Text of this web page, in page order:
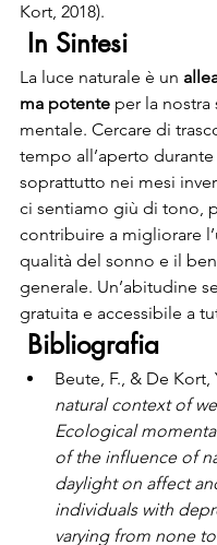
Kort, 2018).
In Sintesi
La luce naturale è un
ma potente per la nostra
mentale. Cercare di
tempo all’aperto
soprattutto nei mesi
ci sentiamo giù di tono,
contribuire a migliorare
qualità del sonno e il
generale. Un’abitudine
gratuita e accessibile a
Bibliografia
Beute, F., & De Kort,
natural context of
Ecological
of the influence of
daylight on affect
individuals with
varying from none to